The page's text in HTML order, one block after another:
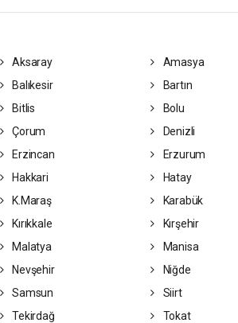
Aksaray
Amasya
Balıkesir
Bartın
Bitlis
Bolu
Çorum
Denizli
Erzincan
Erzurum
Hakkari
Hatay
K.Maraş
Karabük
Kırıkkale
Kırşehir
Malatya
Manisa
Nevşehir
Niğde
Samsun
Siirt
Tekirdağ
Tokat